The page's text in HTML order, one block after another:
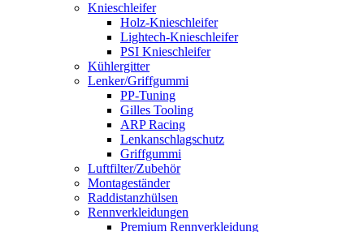
Knieschleifer
Holz-Knieschleifer
Lightech-Knieschleifer
PSI Knieschleifer
Kühlergitter
Lenker/Griffgummi
PP-Tuning
Gilles Tooling
ARP Racing
Lenkanschlagschutz
Griffgummi
Luftfilter/Zubehör
Montageständer
Raddistanzhülsen
Rennverkleidungen
Premium Rennverkleidung